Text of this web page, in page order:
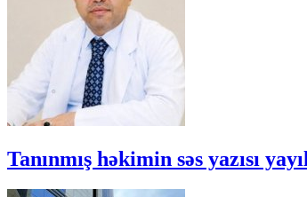
Tanınmış həkimin səs yazısı